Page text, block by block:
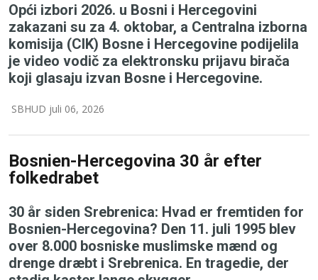
Opći izbori 2026. u Bosni i Hercegovini
zakazani su za 4. oktobar, a Centralna izborna
komisija (CIK) Bosne i Hercegovine podijelila
je video vodič za elektronsku prijavu birača
koji glasaju izvan Bosne i Hercegovine.
SBHUD juli 06, 2026
Bosnien-Hercegovina 30 år efter
folkedrabet
30 år siden Srebrenica: Hvad er fremtiden for
Bosnien-Hercegovina? Den 11. juli 1995 blev
over 8.000 bosniske muslimske mænd og
drenge dræbt i Srebrenica. En tragedie, der